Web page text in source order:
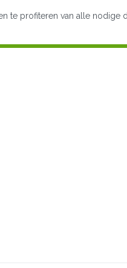
te profiteren van alle nodige